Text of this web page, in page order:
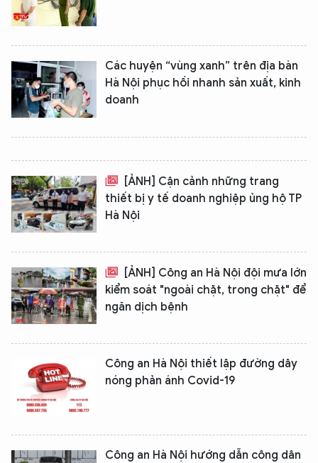
Các huyện “vùng xanh” trên địa bàn
Hà Nội phục hồi nhanh sản xuất, kinh
doanh
[ẢNH] Cận cảnh những trang
thiết bị y tế doanh nghiệp ủng hộ TP
Hà Nội
[ẢNH] Công an Hà Nội đội mưa lớn
kiểm soát "ngoài chặt, trong chặt" để
ngăn dịch bệnh
Công an Hà Nội thiết lập đường dây
nóng phản ánh Covid-19
Công an Hà Nội hướng dẫn công dân